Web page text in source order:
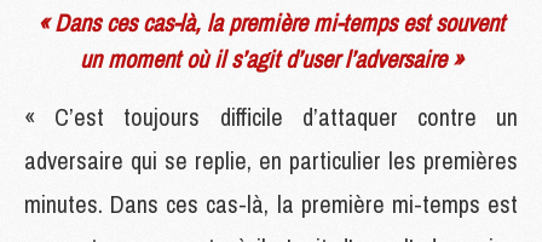
« Dans ces cas-là, la première mi-temps est souvent
un moment où il s’agit d’user l’adversaire »
« C’est toujours difficile d’attaquer contre un
adversaire qui se replie, en particulier les premières
minutes. Dans ces cas-là, la première mi-temps est